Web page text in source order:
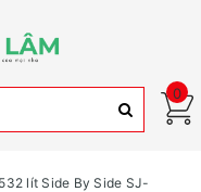
0
lít Side By Side SJ-